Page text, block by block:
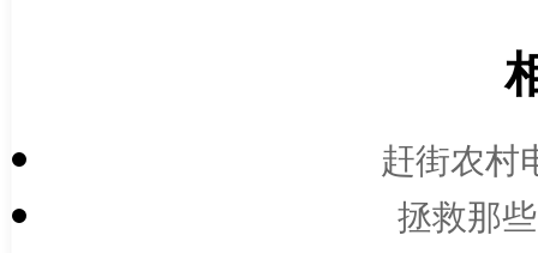
赶街农村
拯救那